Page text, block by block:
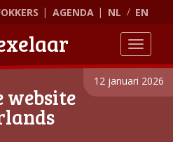
AGENDA NL EN
12 januari 2026
website